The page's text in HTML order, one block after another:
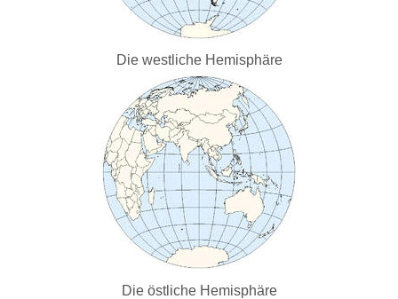
Die westliche Hemisphäre
Die östliche Hemisphäre